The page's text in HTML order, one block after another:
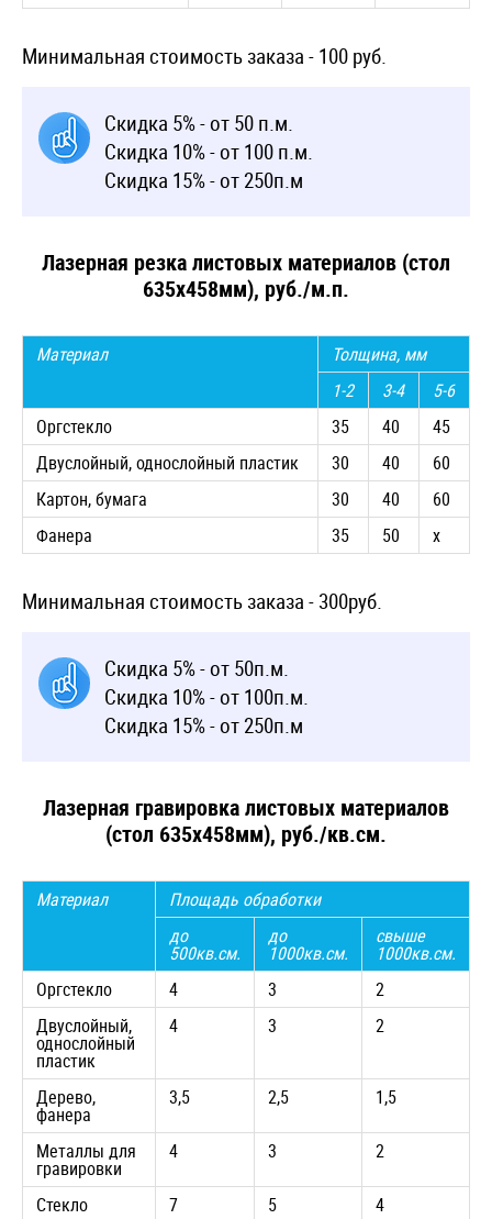
Минимальная стоимость заказа - 100 руб.
Скидка 5% - от 50 п.м.
Скидка 10% - от 100 п.м.
Скидка 15% - от 250п.м
Лазерная резка листовых материалов (стол
635х458мм), руб./м.п.
Материал
Толщина, мм
1-2
3-4
5-6
Оргстекло
35 40
45
Двуслойный, однослойный пластик
30 40
60
Картон, бумага
30 40
60
Фанера
35 50 х
Минимальная стоимость заказа - 300руб.
Скидка 5% - от 50п.м.
Скидка 10% - от 100п.м.
Скидка 15% - от 250п.м
Лазерная гравировка листовых материалов
(стол 635х458мм), руб./кв.см.
Материал
Площадь обработки
до
500кв.см.
до
1000кв.см.
свыше
1000кв.см.
Оргстекло
4 3
2
Двуслойный,
однослойный
пластик
4 3 2
Дерево,
фанера
3,5 2,5 1,5
Металлы для
гравировки
4 3 2
Стекло 7 5 4